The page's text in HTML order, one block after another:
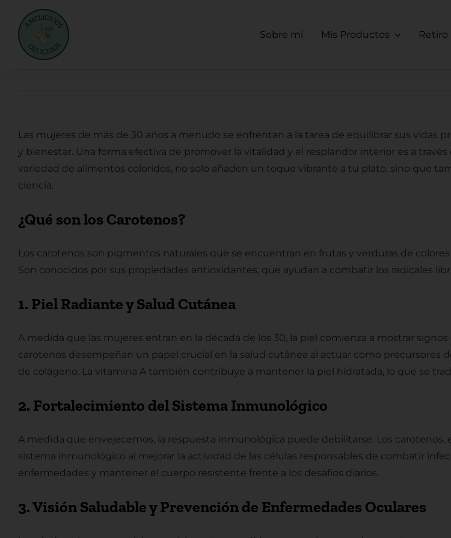
contenido
Sobre mi Mis Productos Retiro
Las mujeres de más de 30 años a menudo se enfrentan a la tarea de equilibrar sus vidas
y bienestar. Una forma efectiva de promover la vitalidad y el resplandor interior es a
variedad de alimentos coloridos, no solo añaden un toque vibrante a tu plato, sino que
ciencia.
¿Qué son los Carotenos?
Los carotenos son pigmentos naturales que se encuentran en frutas y verduras de
Son conocidos por sus propiedades antioxidantes, que ayudan a combatir los radicales
1. Piel Radiante y Salud Cutánea
A medida que las mujeres entran en la década de los 30, la piel comienza a mostrar
carotenos desempeñan un papel crucial en la salud cutánea al actuar como precursores
de colágeno. La vitamina A también contribuye a mantener la piel hidratada, lo que se
2. Fortalecimiento del Sistema Inmunológico
A medida que envejecemos, la respuesta inmunológica puede debilitarse. Los
sistema inmunológico al mejorar la actividad de las células responsables de combatir
enfermedades y mantener el cuerpo resistente frente a los desafíos diarios.
3. Visión Saludable y Prevención de Enfermedades Oculares